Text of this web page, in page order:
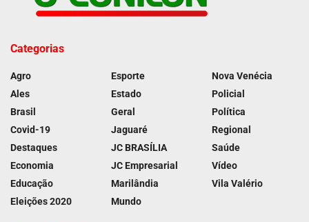
Categorias
Agro
Ales
Brasil
Covid-19
Destaques
Economia
Educação
Eleições 2020
Esporte
Estado
Geral
Jaguaré
JC BRASÍLIA
JC Empresarial
Marilândia
Mundo
Nova Venécia
Policial
Política
Regional
Saúde
Vídeo
Vila Valério